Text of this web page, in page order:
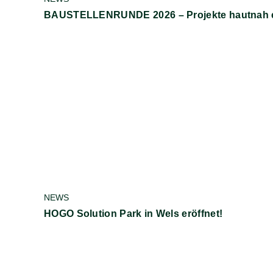
BAUSTELLENRUNDE 2026 – Projekte hautnah
NEWS
HOGO Solution Park in Wels eröffnet!